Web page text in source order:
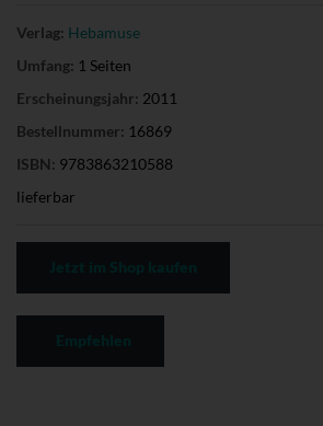
Verlag: Hebamuse
Umfang: 1 Seiten
Erscheinungsjahr: 2011
Bestellnummer: 16869
ISBN: 9783863210588
lieferbar